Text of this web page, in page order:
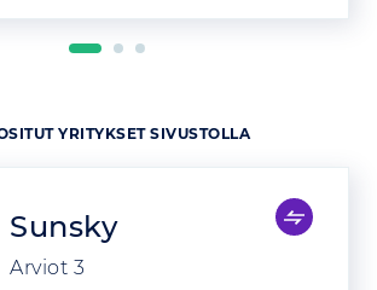
YRITYKSET SIVUSTOLLA
Sunsky
Arviot 3